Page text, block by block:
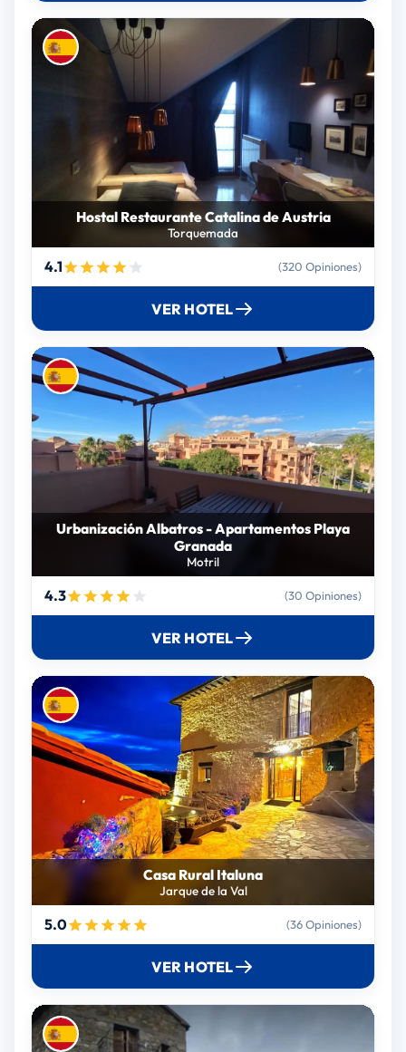
Hostal Restaurante Catalina de Austria
Torquemada
4.1 (320 Opiniones)
VER HOTEL
Urbanización Albatros - Apartamentos Playa
Granada
Motril
4.3 (30 Opiniones)
VER HOTEL
Casa Rural Italuna
Jarque de la Val
5.0 (36 Opiniones)
VER HOTEL